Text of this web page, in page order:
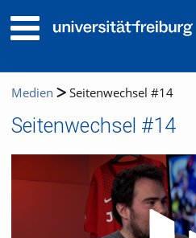
Medien Seitenwechsel #14
Seitenwechsel #14